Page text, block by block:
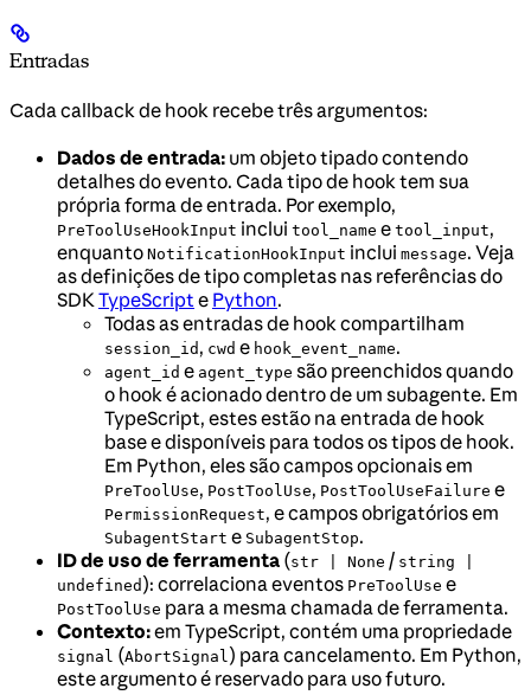
Entradas
Cada callback de hook recebe três argumentos:
Dados de entrada: um objeto tipado contendo
detalhes do evento. Cada tipo de hook tem sua
própria forma de entrada. Por exemplo,
PreToolUseHookInput inclui tool_name e tool_input,
enquanto NotificationHookInput inclui message. Veja
as definições de tipo completas nas referências do
SDK TypeScript e Python.
Todas as entradas de hook compartilham
session_id , cwd e hook_event_name.
agent_id e agent_type são preenchidos quando
o hook é acionado dentro de um subagente. Em
TypeScript, estes estão na entrada de hook
base e disponíveis para todos os tipos de hook.
Em Python, eles são campos opcionais em
PreToolUse, PostToolUse, PostToolUseFailure e
PermissionRequest, e campos obrigatórios em
SubagentStart e SubagentStop.
ID de uso de ferramenta (str | None / string |
undefined ): correlaciona eventos PreToolUse e
PostToolUse para a mesma chamada de ferramenta.
Contexto:em TypeScript, contém uma propriedade
signal (AbortSignal ) para cancelamento. Em Python,
este argumento é reservado para uso futuro.